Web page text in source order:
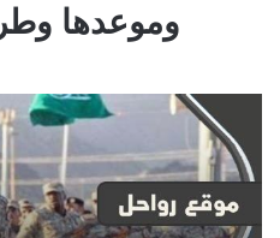
وموعدها